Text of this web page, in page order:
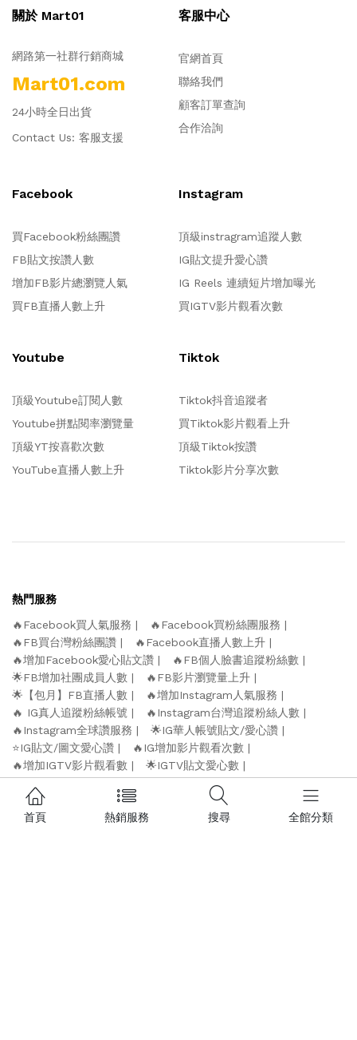
關於 Mart01
網路第一社群行銷商城
Mart01.com
24小時全日出貨
Contact Us: 客服支援
客服中心
官網首頁
聯絡我們
顧客訂單查詢
合作洽詢
Facebook
買Facebook粉絲團讚
FB貼文按讚人數
增加FB影片總瀏覽人氣
買FB直播人數上升
Instagram
頂級instragram追蹤人數
IG貼文提升愛心讚
IG Reels 連續短片增加曝光
買IGTV影片觀看次數
Youtube
頂級Youtube訂閱人數
Youtube拼點閱率瀏覽量
頂級YT按喜歡次數
YouTube直播人數上升
Tiktok
Tiktok抖音追蹤者
買Tiktok影片觀看上升
頂級Tiktok按讚
Tiktok影片分享次數
熱門服務
🔥Facebook買人氣服務
🔥Facebook買粉絲團服務
🔥FB買台灣粉絲團讚
🔥Facebook直播人數上升
🔥增加Facebook愛心貼文讚
🔥FB個人臉書追蹤粉絲數
🌟FB增加社團成員人數
🔥FB影片瀏覽量上升
🌟【包月】FB直播人數
🔥增加Instagram人氣服務
🔥 IG真人追蹤粉絲帳號
🔥Instagram台灣追蹤粉絲人數
🔥Instagram全球讚服務
🌟IG華人帳號貼文/愛心讚
⭐️IG貼文/圖文愛心讚
🔥IG增加影片觀看次數
🔥增加IGTV影片觀看數
🌟IGTV貼文愛心數
🔥買Youtube訂閱追蹤人數
🔥YT買瀏覽觀看人數
🌟Youtube增加直播人數
🔥Youtube買喜歡/Like數
🔥熱門Tiktok抖音服務
🔥買Tiktok抖音追蹤者
首頁 熱銷服務 搜尋 全館分類